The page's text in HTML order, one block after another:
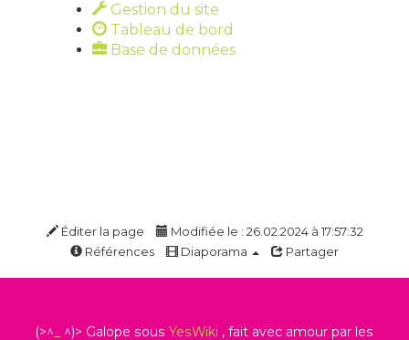
Gestion du site
Tableau de bord
Base de données
Éditer la page
Modifiée le : 26.02.2024 à 17:57:32
Références
Diaporama Partager
(>^ ^)> Galope sous YesWiki , fait avec amour par les